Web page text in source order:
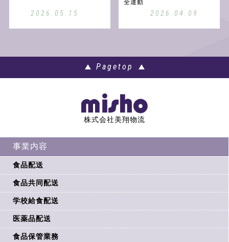
2026.05.15
全運動
2026.04.09
Pagetop
株式会社美翔物流
事業内容
食品配送
食品共同配送
学校給食配送
医薬品配送
食品保管業務